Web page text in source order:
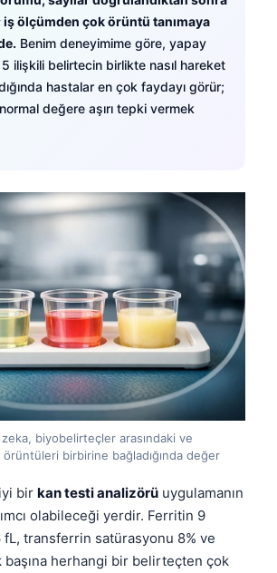
iş ölçümden çok örüntü tanımaya
Benim deneyimime göre, yapay
ilişkili belirtecin birlikte nasıl hareket
hastalar en çok faydayı görür;
değere aşırı tepki vermek
zeka, biyobelirteçler arasındaki ve
birbirine bağladığında değer
bir kan testi analizörü uygulamanın
olabileceği yerdir. Ferritin 9
fL, transferrin satürasyonu 8% ve
başına herhangi bir belirteçten çok